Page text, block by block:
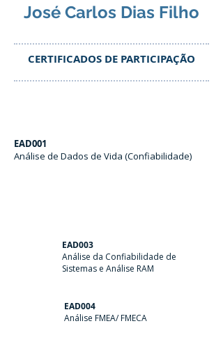
José Carlos Dias Filho
CERTIFICADOS DE PARTICIPAÇÃO
EAD001
Análise de Dados de Vida (Confiabilidade)
EAD003
Análise da Confiabilidade de
Sistemas e Análise RAM
EAD004
Análise FMEA/ FMECA